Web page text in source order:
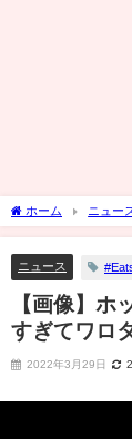
ホーム ニュー
ロタ
ニュース
【画像】ホ
すぎてワロ
2022年3月29日